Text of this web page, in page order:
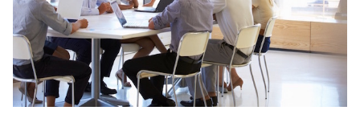
ココロ/カラダ
グルメ